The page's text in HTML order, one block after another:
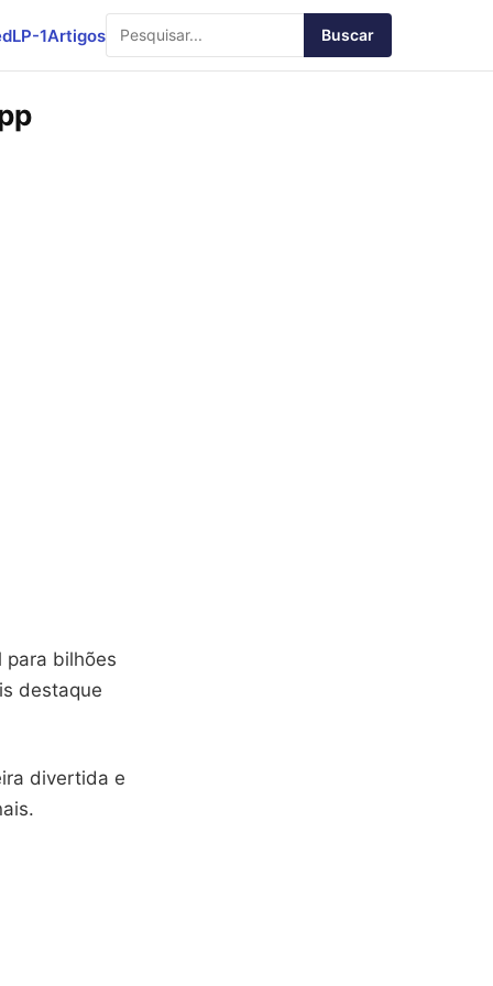
LP-1Artigos Buscar
para bilhões
destaque
divertida e